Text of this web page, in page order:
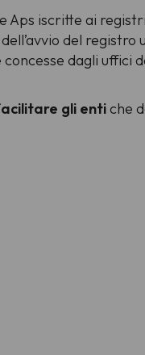
Aps iscritte ai
del
dagli
gli entiche